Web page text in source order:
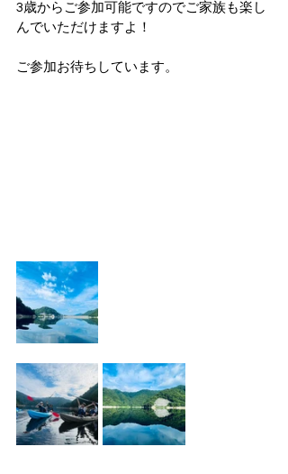
3歳からご参加可能ですのでご家族も楽し
んでいただけますよ！
ご参加お待ちしています。